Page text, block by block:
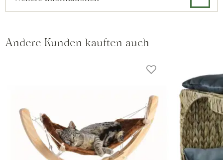
Andere Kunden kauften auch